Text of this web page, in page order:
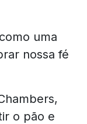
uma
nossa fé
o pão e